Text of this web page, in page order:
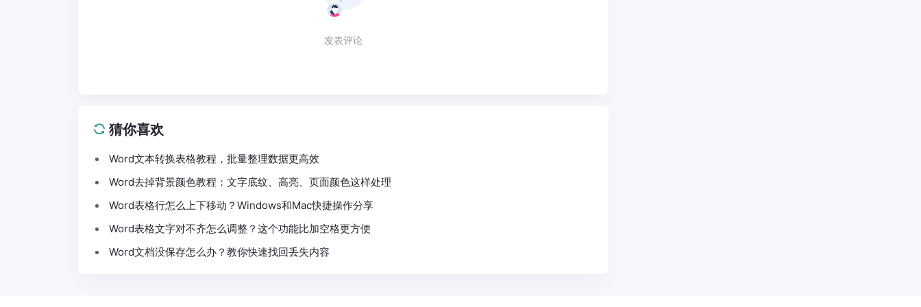
发表评论
猜你喜欢
Word文本转换表格教程，批量整理数据更高效
Word去掉背景颜色教程：文字底纹、高亮、页面颜色这样处理
Word表格行怎么上下移动？Windows和Mac快捷操作分享
Word表格文字对不齐怎么调整？这个功能比加空格更方便
Word文档没保存怎么办？教你快速找回丢失内容